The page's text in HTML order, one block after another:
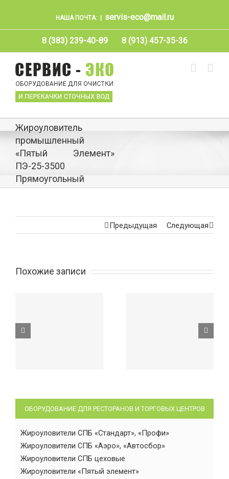
НАША ПОЧТА: servis-eco@mail.ru
8 (383) 239-40-89 8 (913) 457-35-36
Жироуловитель
промышленный
«Пятый Элемент»
ПЭ-25-3500
Прямоугольный
Предыдущая Следующая
Похожие записи
ОБОРУДОВАНИЕ ДЛЯ РЕСТОРАНОВ И ТОРГОВЫХ ЦЕНТРОВ
Жироуловители СПБ «Стандарт», «Профи»
Жироуловители СПБ «Аэро», «Автосбор»
Жироуловители СПБ цеховые
Жироуловители «Пятый элемент»